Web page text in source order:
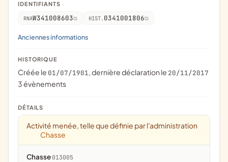
IDENTIFIANTS
RNAW341008603 HIST. 0341001806
Anciennes informations
HISTORIQUE
Créée le 01/07/1901, dernière déclaration le 20/11/2017
3 évènements
DÉTAILS
Activité menée, telle que définie par l'administration
Chasse
Chasse 013005